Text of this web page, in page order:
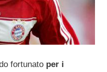
fortunato per i